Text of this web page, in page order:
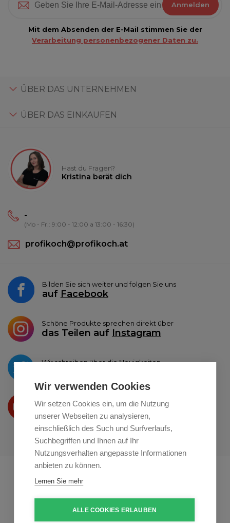
Wir verwenden Cookies
Wir setzen Cookies ein, um die Nutzung
unserer Webseiten zu analysieren,
einschließlich des Such und Surfverlaufs,
Suchbegriffen und Ihnen auf Ihr
Nutzungsverhalten angepasste Informationen
anbieten zu können.
Lernen Sie mehr
ALLE COOKIES ERLAUBEN
Anmelden
Mit dem Absenden der E-Mail stimmen Sie der
Verarbeitung personenbezogener Daten zu.
ÜBER DAS UNTERNEHMEN
ÜBER DAS EINKAUFEN
Hast du Fragen?
Kristina berät dich
-
(Mo - Fr.: 9:00 - 12:00 a 13:00 - 16:30)
profikoch@profikoch.at
Bilden Sie sich weiter und folgen Sie uns
auf Facebook
Schöne Produkte sprechen direkt über
das Teilen auf Instagram
Wir schreiben über die Neuigkeiten
Wir präsentieren Ihre produkte
Youtube
Profikuchar.sk